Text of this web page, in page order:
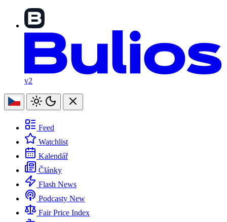
v2
Feed
Watchlist
Kalendář
Články
Flash News
Podcasty New
Fair Price Index